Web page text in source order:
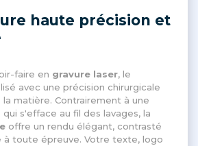
haute précision et
faire en gravure laser, le
avec une précision chirurgicale
matière. Contrairement à une
s'efface au fil des lavages, la
offre un rendu élégant, contrasté
à toute épreuve. Votre texte, logo